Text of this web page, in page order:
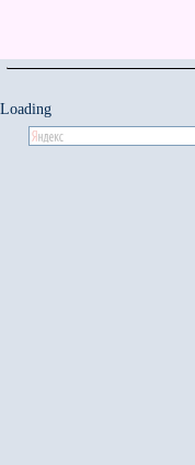
Loading